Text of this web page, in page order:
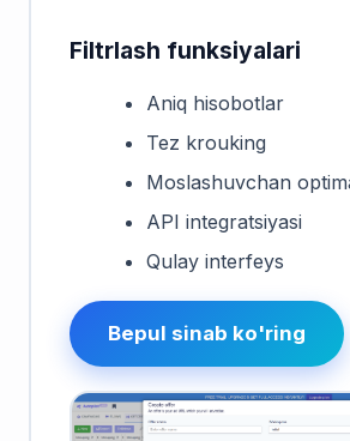
Filtrlash funksiyalari
Aniq hisobotlar
Tez krouking
Moslashuvchan
API integratsiyasi
Qulay interfeys
Bepul sinab ko'ring